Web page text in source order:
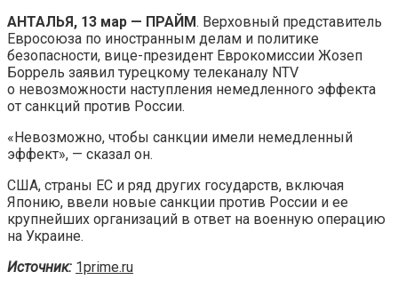
АНТАЛЬЯ, 13 мар — ПРАЙМ. Верховный представитель
Евросоюза по иностранным делам и политике
безопасности, вице-президент Еврокомиссии Жозеп
Боррель заявил турецкому телеканалу NTV
о невозможности наступления немедленного эффекта
от санкций против России.
«Невозможно, чтобы санкции имели немедленный
эффект», — сказал он.
США, страны ЕС и ряд других государств, включая
Японию, ввели новые санкции против России и ее
крупнейших организаций в ответ на военную операцию
на Украине.
Источник: 1prime.ru